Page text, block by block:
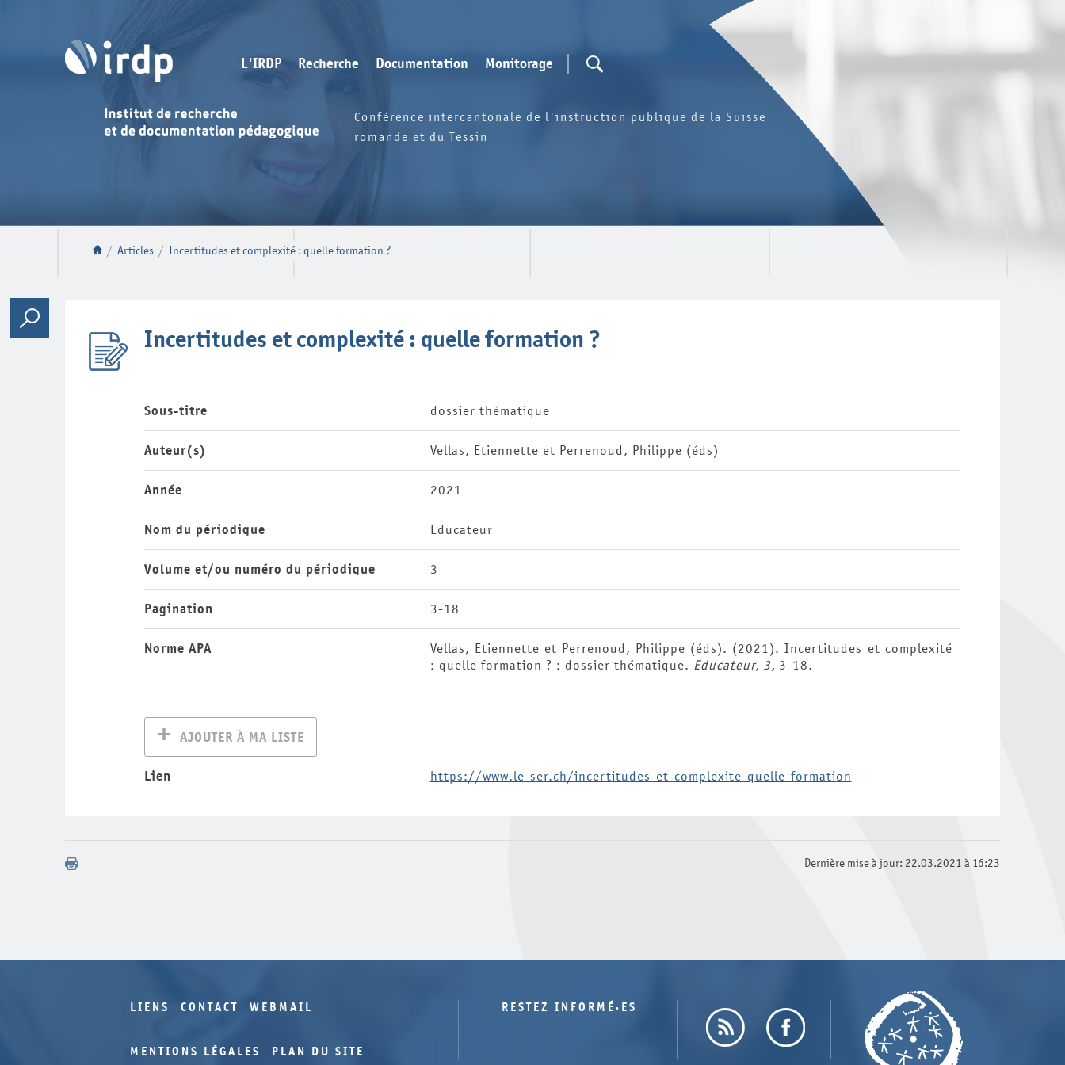
L'IRDP Recherche Documentation Monitorage
Conférence intercantonale de l'instruction publique de la Suisse
romande et du Tessin
/ Articles / Incertitudes et complexité : quelle formation ?
Incertitudes et complexité : quelle formation ?
Sous-titre dossier thématique
Auteur(s) Vellas, Etiennette et Perrenoud, Philippe (éds)
Année 2021
Nom du périodique Educateur
Volume et/ou numéro du périodique 3
Pagination 3-18
Norme APA
Vellas, Etiennette et Perrenoud, Philippe (éds). (2021). Incertitudes et complexité
: quelle formation ? : dossier thématique. Educateur, 3, 3-18.
AJOUTER À MA LISTE
Lien https://www.le-ser.ch/incertitudes-et-complexite-quelle-formation
Dernière mise à jour: 22.03.2021 à 16:23
LIENS CONTACT WEBMAIL
MENTIONS LÉGALES PLAN DU SITE
RESTEZ INFORMÉ·ES